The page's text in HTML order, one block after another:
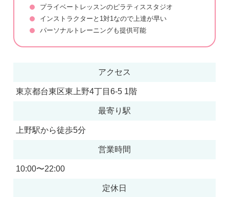
プライベートレッスンのピラティススタジオ
インストラクターと1対1なので上達が早い
パーソナルトレーニングも提供可能
アクセス
東京都台東区東上野4丁目6-5 1階
最寄り駅
上野駅から徒歩5分
営業時間
10:00〜22:00
定休日